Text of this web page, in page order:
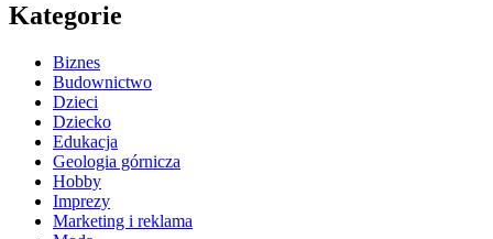
Kategorie
Biznes
Budownictwo
Dzieci
Dziecko
Edukacja
Geologia górnicza
Hobby
Imprezy
Marketing i reklama